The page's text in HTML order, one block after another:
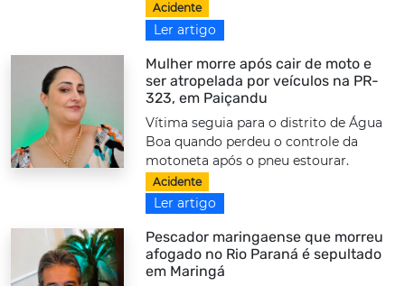
Acidente
Ler artigo
Mulher morre após cair de moto e
ser atropelada por veículos na PR-
323, em Paiçandu
Vítima seguia para o distrito de Água
Boa quando perdeu o controle da
motoneta após o pneu estourar.
Acidente
Ler artigo
Pescador maringaense que morreu
afogado no Rio Paraná é sepultado
em Maringá